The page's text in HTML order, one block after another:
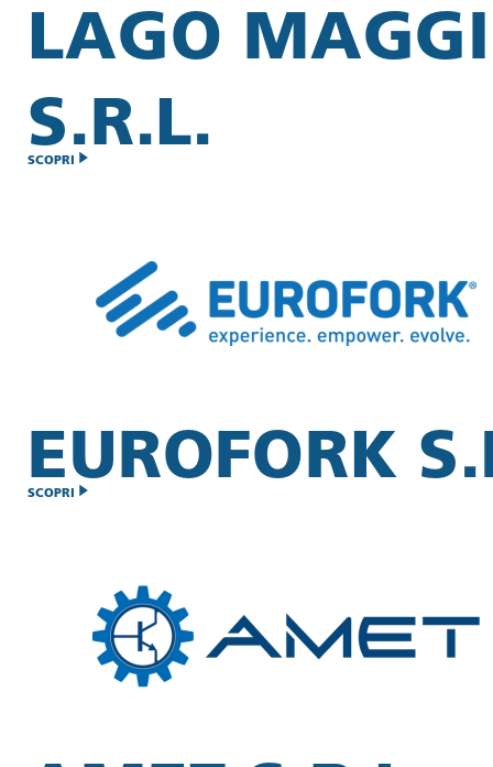
LAGO
S.R.L.
SCOPRI
EUROFORK
SCOPRI